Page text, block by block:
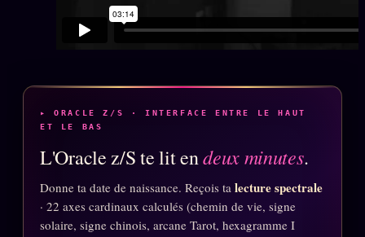
Compte Suspendu2024
Le procès Brigitte Macron
Catalogue
SOCIÉTÉ DES AMIS
▸ ORACLE Z/S · INTERFACE ENTRE LE HAUT
ET LE BAS
L'Oracle z/S te lit endeux minutes.
Donne ta date de naissance. Reçois ta lecture spectrale
· 22 axes cardinaux calculés (chemin de vie, signe
solaire, signe chinois, arcane Tarot, hexagramme I